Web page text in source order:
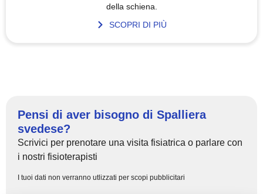
della schiena.
SCOPRI DI PIÙ
Pensi di aver bisogno di Spalliera
svedese?
Scrivici per prenotare una visita fisiatrica o parlare con
i nostri fisioterapisti
I tuoi dati non verranno utlizzati per scopi pubblicitari